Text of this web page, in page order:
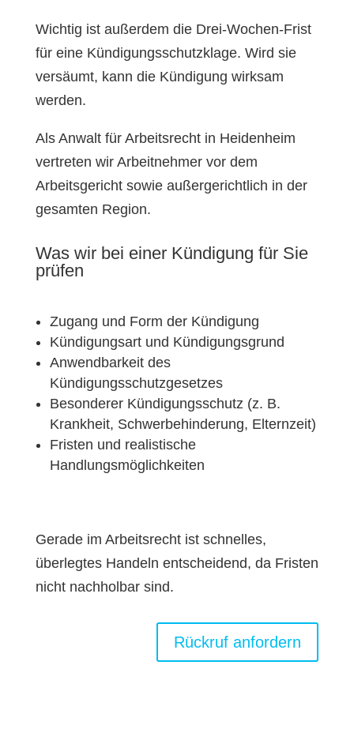
Wichtig ist außerdem die Drei-Wochen-Frist
für eine Kündigungsschutzklage. Wird sie
versäumt, kann die Kündigung wirksam
werden.
Als Anwalt für Arbeitsrecht in Heidenheim
vertreten wir Arbeitnehmer vor dem
Arbeitsgericht sowie außergerichtlich in der
gesamten Region.
Was wir bei einer Kündigung für Sie
prüfen
Zugang und Form der Kündigung
Kündigungsart und Kündigungsgrund
Anwendbarkeit des
Kündigungsschutzgesetzes
Besonderer Kündigungsschutz (z. B.
Krankheit, Schwerbehinderung, Elternzeit)
Fristen und realistische
Handlungsmöglichkeiten
Gerade im Arbeitsrecht ist schnelles,
überlegtes Handeln entscheidend, da Fristen
nicht nachholbar sind.
Rückruf anfordern